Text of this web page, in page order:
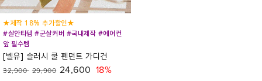
★제작 18% 추가할인★
#살안타템 #군살커버 #국내제작 #에어컨
앞 필수템
[벨유] 슬러시 쿨 펜던트 가디건
32,900 29,900 24,600 18%